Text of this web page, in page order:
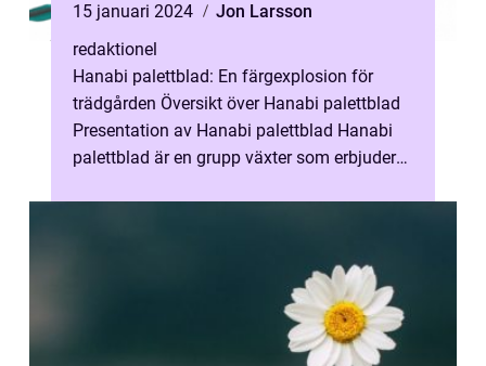
15 januari 2024
Jon Larsson
redaktionel
Hanabi palettblad: En färgexplosion för
trädgården Översikt över Hanabi palettblad
Presentation av Hanabi palettblad Hanabi
palettblad är en grupp växter som erbjuder